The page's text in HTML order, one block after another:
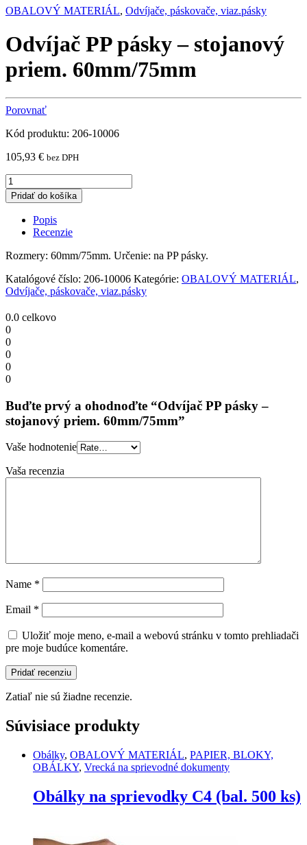
OBALOVÝ MATERIÁL, Odvíjače, páskovače, viaz.pásky
Odvíjač PP pásky – stojanový
priem. 60mm/75mm
Porovnať
Kód produktu: 206-10006
105,93 € bez DPH
Odvíjač
PP
pásky
stojanový
60mm/75mm
Pridať do košíka
Popis
Recenzie
Rozmery: 60mm/75mm. Určenie: na PP pásky.
Katalógové číslo: 206-10006 Kategórie: OBALOVÝ MATERIÁL,
Odvíjače, páskovače, viaz.pásky
0.0 celkovo
0
0
0
0
0
Buďte prvý a ohodnoďte “Odvíjač PP pásky –
stojanový priem. 60mm/75mm”
Vaše hodnotenie
Vaša recenzia
Name *
Email *
Uložiť moje meno, e-mail a webovú stránku v tomto prehliadači
pre moje budúce komentáre.
Zatiaľ nie sú žiadne recenzie.
Súvisiace produkty
Obálky, OBALOVÝ MATERIÁL, PAPIER, BLOKY,
OBÁLKY, Vrecká na sprievodné dokumenty
Obálky na sprievodky C4 (bal. 500 ks)